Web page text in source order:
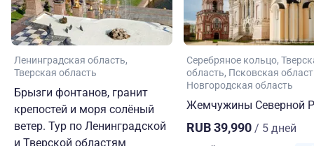
Ленинградская область
Тверская область
Брызги фонтанов, гранит
крепостей и моря солёный
ветер. Тур по Ленинградской
и Тверской областям
Серебряное кольцо
область Псковская
Новгородская область
Жемчужины Северной
RUB 39,990 / 5 дней